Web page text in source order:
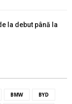
la debut până la
BMW BYD